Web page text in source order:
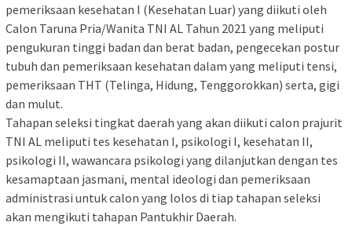
pemeriksaan kesehatan I (Kesehatan Luar) yang diikuti oleh
Calon Taruna Pria/Wanita TNI AL Tahun 2021 yang meliputi
pengukuran tinggi badan dan berat badan, pengecekan postur
tubuh dan pemeriksaan kesehatan dalam yang meliputi tensi,
pemeriksaan THT (Telinga, Hidung, Tenggorokkan) serta, gigi
dan mulut.
Tahapan seleksi tingkat daerah yang akan diikuti calon prajurit
TNI AL meliputi tes kesehatan I, psikologi I, kesehatan II,
psikologi II, wawancara psikologi yang dilanjutkan dengan tes
kesamaptaan jasmani, mental ideologi dan pemeriksaan
administrasi untuk calon yang lolos di tiap tahapan seleksi
akan mengikuti tahapan Pantukhir Daerah.